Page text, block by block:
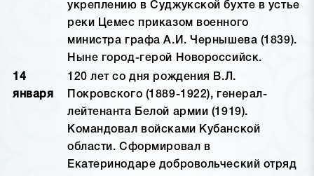
укреплению в Суджукской бухте в устье
реки Цемес приказом военного
министра графа А.И. Чернышева (1839).
Ныне город-герой Новороссийск.
14
января
120 лет со дня рождения В.Л.
Покровского (1889-1922), генерал-
лейтенанта Белой армии (1919).
Командовал войсками Кубанской
области. Сформировал в
Екатеринодаре добровольческий отряд